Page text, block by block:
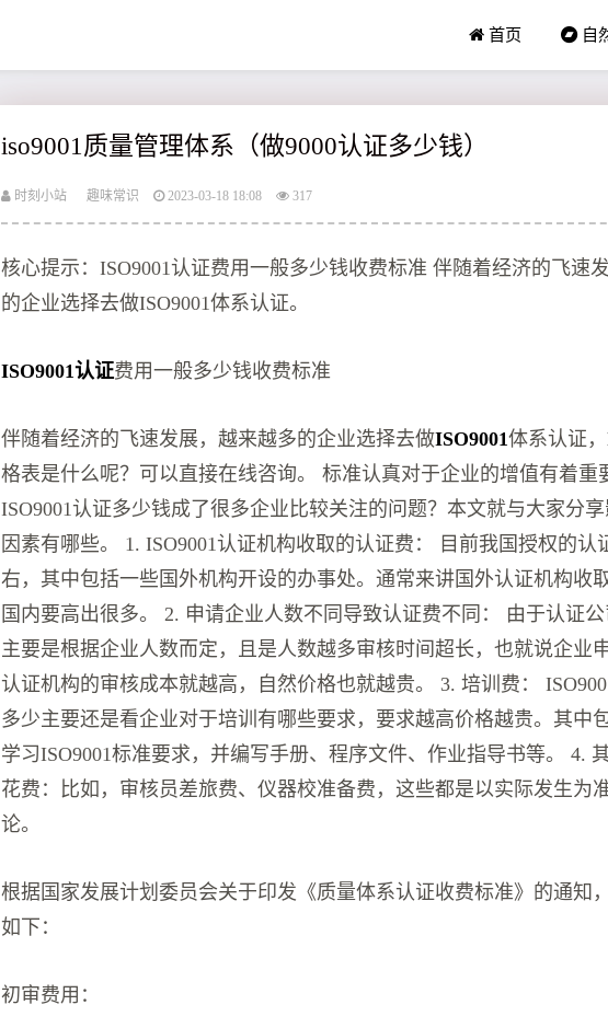
首页 自
iso9001质量管理体系（做9000认证多少钱）
时刻小站 趣味常识 2023-03-18 18:08 317
核心提示：ISO9001认证费用一般多少钱收费标准 伴随着经济的飞速
的企业选择去做ISO9001体系认证。
ISO9001认证费用一般多少钱收费标准
伴随着经济的飞速发展，越来越多的企业选择去做ISO9001体系认证，
格表是什么呢？可以直接在线咨询。 标准认真对于企业的增值有着重
ISO9001认证多少钱成了很多企业比较关注的问题？本文就与大家分
因素有哪些。 1. ISO9001认证机构收取的认证费： 目前我国授权的认
右，其中包括一些国外机构开设的办事处。通常来讲国外认证机构收
国内要高出很多。 2. 申请企业人数不同导致认证费不同： 由于认证公
主要是根据企业人数而定，且是人数越多审核时间超长，也就说企业
认证机构的审核成本就越高，自然价格也就越贵。 3. 培训费：
多少主要还是看企业对于培训有哪些要求，要求越高价格越贵。其中
学习ISO9001标准要求，并编写手册、程序文件、作业指导书等。 4.
花费：比如，审核员差旅费、仪器校准备费，这些都是以实际发生为
论。
根据国家发展计划委员会关于印发《质量体系认证收费标准》的通知
如下：
初审费用：